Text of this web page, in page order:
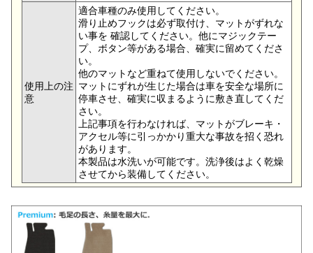
使用上の注
意
適合車種のみ使用してください。
滑り止めフックは必ず取付け、マットがずれな
い事を 確認してください。他にマジックテー
プ、ボタン等がある場合、確実に留めてくださ
い。
他のマットなど重ねて使用しないでください。
マットにずれが生じた場合は車を安全な場所に
停車させ、確実に収まるように敷き直してくだ
さい。
上記事項を行わなければ、マットがブレーキ・
アクセル等に引っかかり重大な事故を招く恐れ
があります。
本製品は水洗いが可能です。洗浄後はよく乾燥
させてから装備してください。